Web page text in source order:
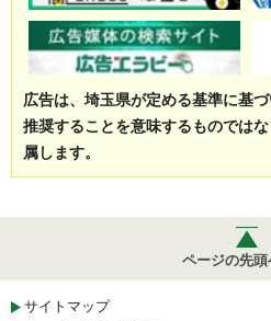
広告は、埼玉県が定める基準に基
推奨することを意味するものでは
属します。
ページの先頭
サイトマップ